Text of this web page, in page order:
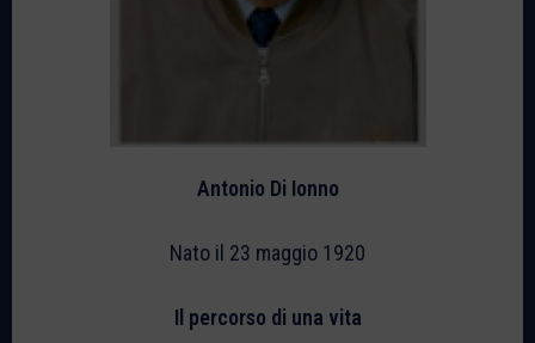
Antonio Di Ionno
Nato il 23 maggio 1920
Il percorso di una vita